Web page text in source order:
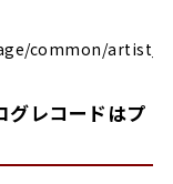
common/
グレコードはプ